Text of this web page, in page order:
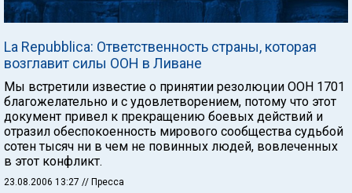
La Repubblica: Ответственность страны, которая
возглавит силы ООН в Ливане
Мы встретили известие о принятии резолюции ООН 1701
благожелательно и с удовлетворением, потому что этот
документ привел к прекращению боевых действий и
отразил обеспокоенность мирового сообщества судьбой
сотен тысяч ни в чем не повинных людей, вовлеченных
в этот конфликт.
23.08.2006 13:27 // Пресса